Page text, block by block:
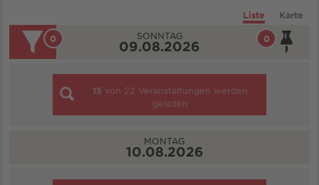
Liste Karte
0
0 SONNTAG
09.08.2026
15 von 22 Veranstaltungen werden
geladen
MONTAG
10.08.2026